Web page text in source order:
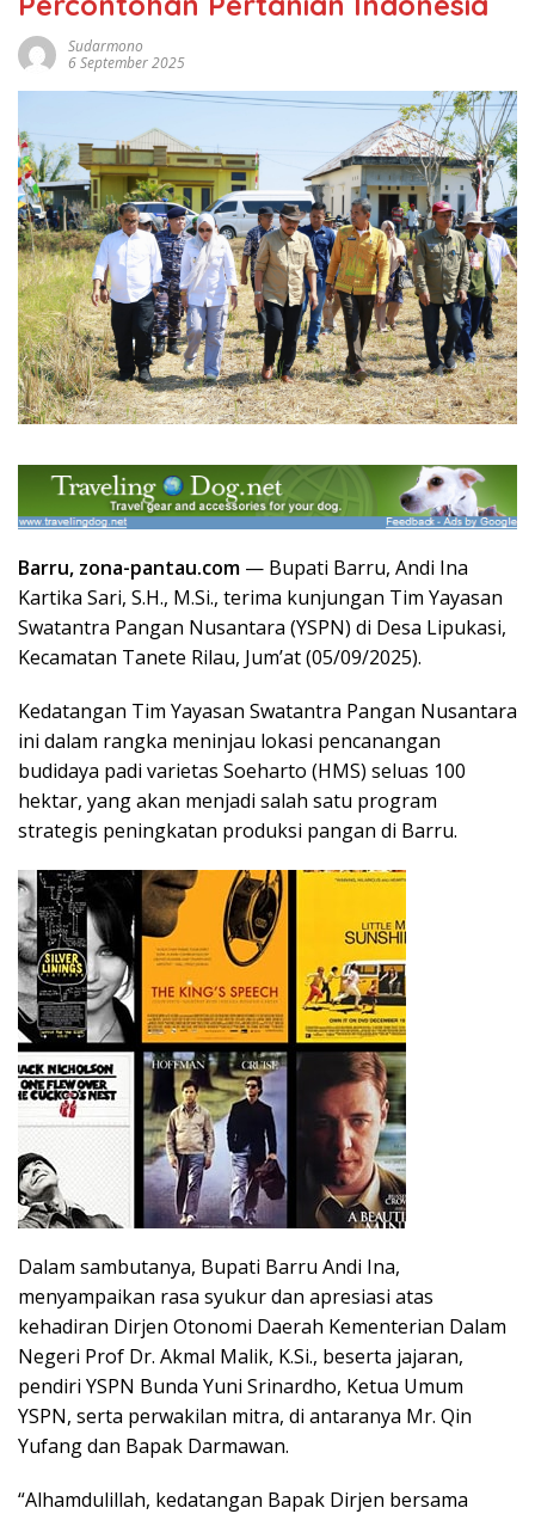
Sudarmono
6 September 2025
Barru, zona-pantau.com — Bupati Barru, Andi Ina
Kartika Sari, S.H., M.Si., terima kunjungan Tim Yayasan
Swatantra Pangan Nusantara (YSPN) di Desa Lipukasi,
Kecamatan Tanete Rilau, Jum’at (05/09/2025).
Kedatangan Tim Yayasan Swatantra Pangan Nusantara
ini dalam rangka meninjau lokasi pencanangan
budidaya padi varietas Soeharto (HMS) seluas 100
hektar, yang akan menjadi salah satu program
strategis peningkatan produksi pangan di Barru.
Dalam sambutanya, Bupati Barru Andi Ina,
menyampaikan rasa syukur dan apresiasi atas
kehadiran Dirjen Otonomi Daerah Kementerian Dalam
Negeri Prof Dr. Akmal Malik, K.Si., beserta jajaran,
pendiri YSPN Bunda Yuni Srinardho, Ketua Umum
YSPN, serta perwakilan mitra, di antaranya Mr. Qin
Yufang dan Bapak Darmawan.
“Alhamdulillah, kedatangan Bapak Dirjen bersama